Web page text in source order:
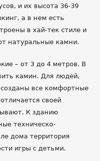
и их высота 36-39
а в нем есть
в хай-тек стиле и
натуральные камни.
– от 3 до 4 метров. В
камин. Для людей,
все комфортные
своей
К зданию
техническо-
дома территория
игры с детьми.